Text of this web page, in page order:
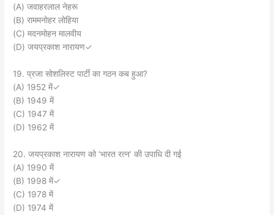
(A) जवाहरलाल नेहरू
(B) राममनोहर लोहिया
(C) मदनमोहन मालवीय
(D) जयप्रकाश नारायण✓
19. प्रजा सोशलिस्ट पार्टी का गठन कब हुआ?
(A) 1952 में✓
(B) 1949 में
(C) 1947 में
(D) 1962 में
20. जयप्रकाश नारायण को ‘भारत रत्न’ की उपाधि दी गई
(A) 1990 में
(B) 1998 में✓
(C) 1978 में
(D) 1974 में